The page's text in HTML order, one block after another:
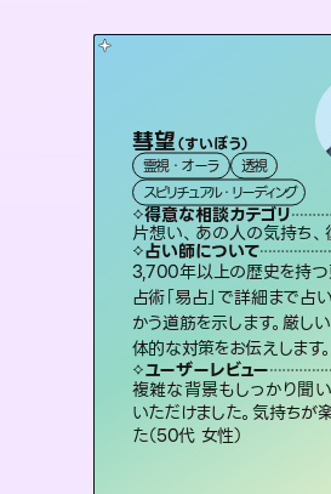
彗望（すいぼう）
霊視・オーラ
透視
スピリチュアル・リーディング
得意な相談カテゴリ
片想い、あの人の気持ち
占い師について
3,700年以上の歴史を持
占術「易占」で詳細まで占
かう道筋を示します。厳し
体的な対策をお伝えします。
ユーザーレビュー
複雑な背景もしっかり聞
いただけました。気持ちが
た（50代 女性）
未来視師＊花
霊視・オーラ 心理学
スピリチュアル・リーディング
得意な相談カテゴリ
出逢い、片想い、復縁
占い師について
未来には何パターンも
ます。不安で視えにくく
たの素敵な未来を見つ
選択できるようアドバイ
ユーザーレビュー
職場の人の性質や人間
本当によく視えていてび
打てて前向きになれま
セラピスト理
霊視・オーラ
スピリチュアル・リーディ
得意な相談カテ
片想い、二人の未
占い師について
連絡再開、復縁、
多数。セラピストと
験があるからこそで
い未来をサポートし
ユーザーレビュー
とても心温まる鑑定
らは何も言っていな
しゃるんだなと驚きで
桃源珠羽
霊視・オーラ
スピリチュアル・
得意な相談
片想い、あの人
占い師につい
恋愛のお悩みの中でも特に「曖昧な関係」の相談を得意としており、友達以
ユーザーレビュー
鑑定していただい
動すると仲が復活
とうございました
アイリ
西洋占星術
ルーン
得意な相
恋愛総合、片
占い師につ
復縁、恋愛、
思い、仕事関
いことや心の
紐解き、背中をそ
ユーザーレビュー
安心感のあり、言
さない鑑定のお
持ちを整えられ
おう 霊
霊視・オーラ
オラクルカ
得意な相
恋愛総合、
占い師に
霊視×オラク
「未来」そし
ち」まで丁寧
ントを優しく
ユーザーレビュー
不安な気持ち
た…！よく視え
感じました（40